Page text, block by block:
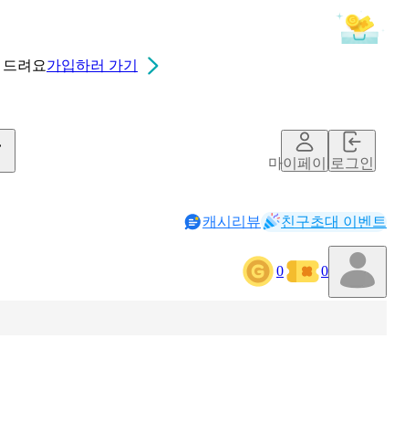
드려요가입하러 가기
마이페이지로그인
캐시리뷰 친구초대 이벤트
0 0